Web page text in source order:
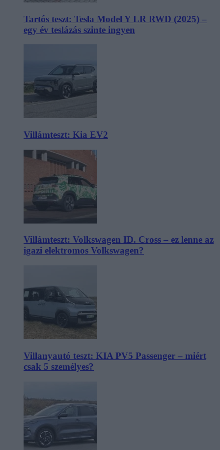
Tartós teszt: Tesla Model Y LR RWD (2025) –
egy év teslázás szinte ingyen
Villámteszt: Kia EV2
Villámteszt: Volkswagen ID. Cross – ez lenne az
igazi elektromos Volkswagen?
Villanyautó teszt: KIA PV5 Passenger – miért
csak 5 személyes?